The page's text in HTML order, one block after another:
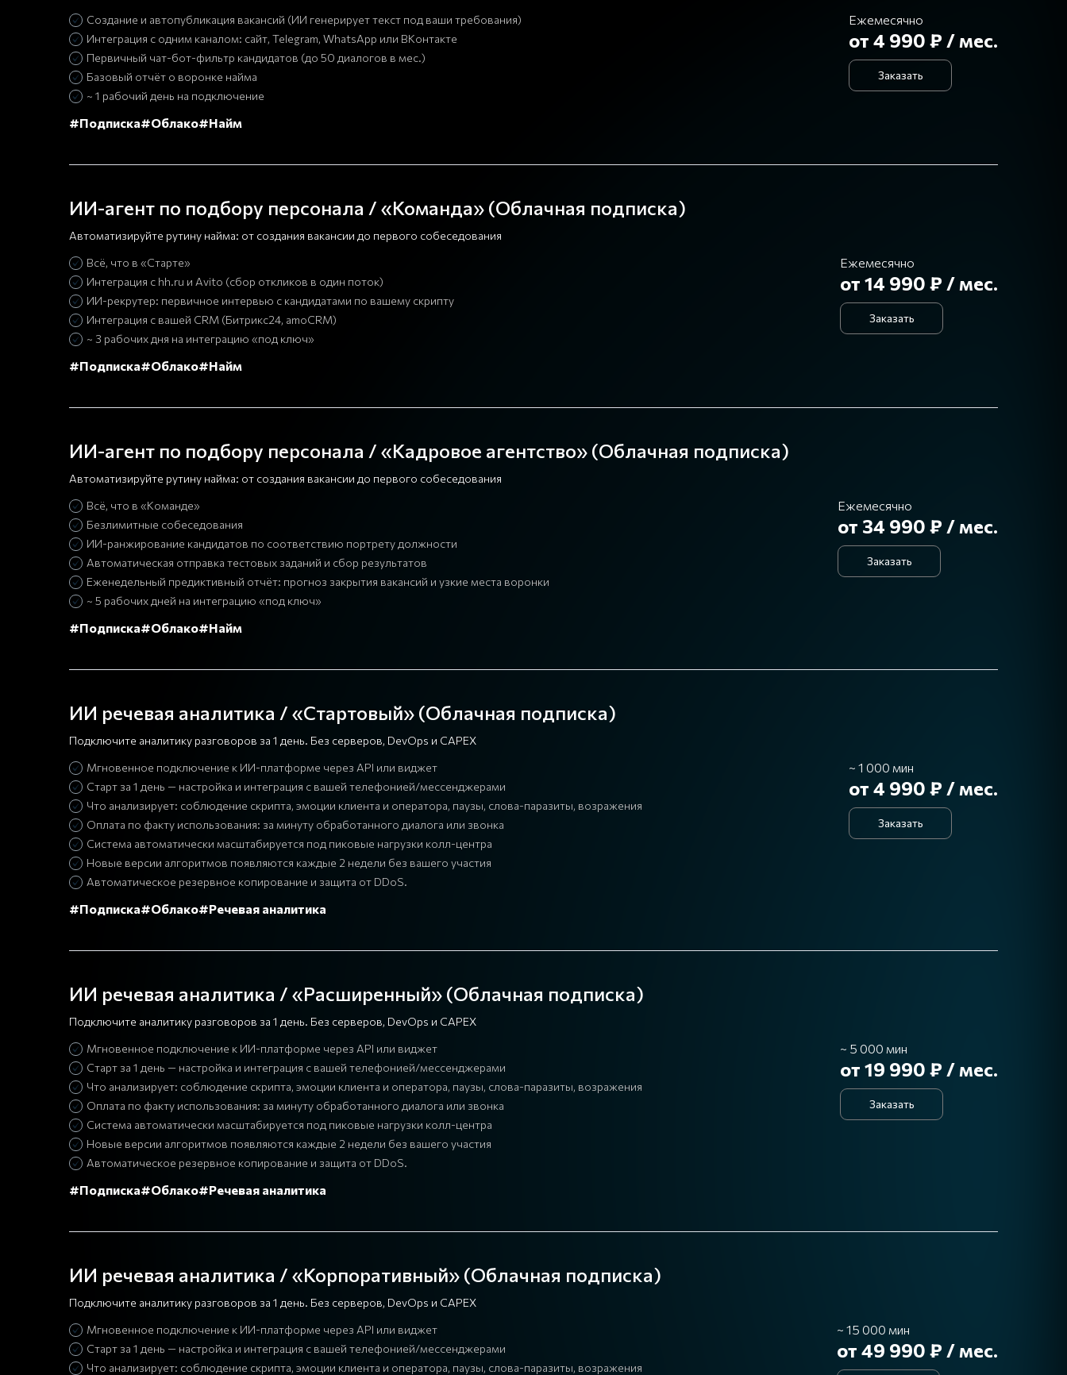
Создание и автопубликация вакансий (ИИ генерирует текст под ваши требования)
Интеграция с одним каналом: сайт, Telegram, WhatsApp или ВКонтакте
Первичный чат-бот-фильтр кандидатов (до 50 диалогов в мес.)
Базовый отчёт о воронке найма
~ 1 рабочий день на подключение
Ежемесячно
от 4 990 ₽ / мес.
Заказать
#Подписка#Облако#Найм
ИИ-агент по подбору персонала / «Команда» (Облачная подписка)
Автоматизируйте рутину найма: от создания вакансии до первого собеседования
Всё, что в «Старте»
Интеграция с hh.ru и Avito (сбор откликов в один поток)
ИИ-рекрутер: первичное интервью с кандидатами по вашему скрипту
Интеграция с вашей CRM (Битрикс24, amoCRM)
~ 3 рабочих дня на интеграцию «под ключ»
Ежемесячно
от 14 990 ₽ / мес.
Заказать
#Подписка#Облако#Найм
ИИ-агент по подбору персонала / «Кадровое агентство» (Облачная подписка)
Автоматизируйте рутину найма: от создания вакансии до первого собеседования
Всё, что в «Команде»
Безлимитные собеседования
ИИ-ранжирование кандидатов по соответствию портрету должности
Автоматическая отправка тестовых заданий и сбор результатов
Еженедельный предиктивный отчёт: прогноз закрытия вакансий и узкие места воронки
~ 5 рабочих дней на интеграцию «под ключ»
Ежемесячно
от 34 990 ₽ / мес.
Заказать
#Подписка#Облако#Найм
ИИ речевая аналитика / «Стартовый» (Облачная подписка)
Подключите аналитику разговоров за 1 день. Без серверов, DevOps и CAPEX
Мгновенное подключение к ИИ-платформе через API или виджет
Старт за 1 день — настройка и интеграция с вашей телефонией/мессенджерами
Что анализирует: соблюдение скрипта, эмоции клиента и оператора, паузы, слова-паразиты, возражения
Оплата по факту использования: за минуту обработанного диалога или звонка
Система автоматически масштабируется под пиковые нагрузки колл-центра
Новые версии алгоритмов появляются каждые 2 недели без вашего участия
Автоматическое резервное копирование и защита от DDoS.
~ 1 000 мин
от 4 990 ₽ / мес.
Заказать
#Подписка#Облако#Речевая аналитика
ИИ речевая аналитика / «Расширенный» (Облачная подписка)
Подключите аналитику разговоров за 1 день. Без серверов, DevOps и CAPEX
Мгновенное подключение к ИИ-платформе через API или виджет
Старт за 1 день — настройка и интеграция с вашей телефонией/мессенджерами
Что анализирует: соблюдение скрипта, эмоции клиента и оператора, паузы, слова-паразиты, возражения
Оплата по факту использования: за минуту обработанного диалога или звонка
Система автоматически масштабируется под пиковые нагрузки колл-центра
Новые версии алгоритмов появляются каждые 2 недели без вашего участия
Автоматическое резервное копирование и защита от DDoS.
~ 5 000 мин
от 19 990 ₽ / мес.
Заказать
#Подписка#Облако#Речевая аналитика
ИИ речевая аналитика / «Корпоративный» (Облачная подписка)
Подключите аналитику разговоров за 1 день. Без серверов, DevOps и CAPEX
Мгновенное подключение к ИИ-платформе через API или виджет
Старт за 1 день — настройка и интеграция с вашей телефонией/мессенджерами
Что анализирует: соблюдение скрипта, эмоции клиента и оператора, паузы, слова-паразиты, возражения
~ 15 000 мин
от 49 990 ₽ / мес.